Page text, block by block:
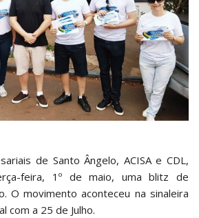
de Santo Ângelo, ACISA e CDL,
feira, 1º de maio, uma blitz de
O movimento aconteceu na sinaleira
com a 25 de Julho.